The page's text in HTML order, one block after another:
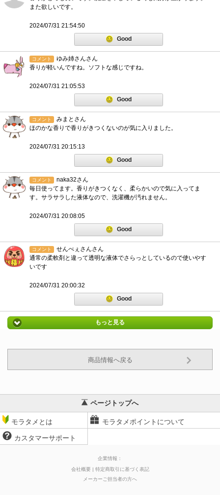
また欲しいです。
2024/07/31 21:54:50
Good
コメント
ゆみ姉さんさん
香りが軽いんですね。ソフトな感じですね。
2024/07/31 21:05:53
Good
コメント
みまとさん
ほのかな香りで香りがきつくないのが気に入りました。
2024/07/31 20:15:13
Good
コメント
naka32さん
毎日使ってます。香りがきつくなく、柔らかいので気に入ってま
す。サラサラした液体なので、洗濯機が汚れません。
2024/07/31 20:08:05
Good
コメント
せんべぇさんさん
通常の柔軟剤と違って透明な液体でさらっとしているので使いやす
いです
2024/07/31 20:00:32
Good
もっと見る
商品情報へ戻る
ページトップへ
モラタメとは モラタメポイントについて
カスタマーサポート
企業情報：
会社概要
特定商取引に基づく表記
メーカーご担当者の方へ